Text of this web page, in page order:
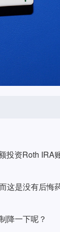
投资Roth IRA
这是没有后悔
降一下呢？